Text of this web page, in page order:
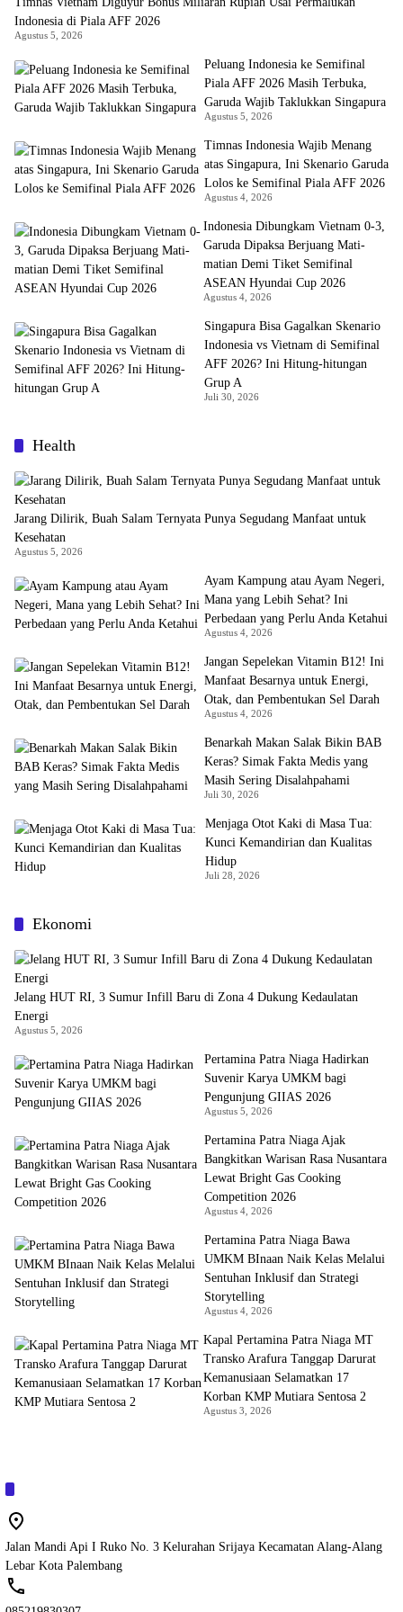
Indonesia di Piala AFF 2026
Agustus 5, 2026
Peluang Indonesia ke Semifinal
Piala AFF 2026 Masih Terbuka,
Garuda Wajib Taklukkan Singapura
Agustus 5, 2026
Timnas Indonesia Wajib Menang
atas Singapura, Ini Skenario Garuda
Lolos ke Semifinal Piala AFF 2026
Agustus 4, 2026
Indonesia Dibungkam Vietnam 0-3,
Garuda Dipaksa Berjuang Mati-
matian Demi Tiket Semifinal
ASEAN Hyundai Cup 2026
Agustus 4, 2026
Singapura Bisa Gagalkan Skenario
Indonesia vs Vietnam di Semifinal
AFF 2026? Ini Hitung-hitungan
Grup A
Juli 30, 2026
Health
Jarang Dilirik, Buah Salam Ternyata Punya Segudang Manfaat untuk
Kesehatan
Agustus 5, 2026
Ayam Kampung atau Ayam Negeri,
Mana yang Lebih Sehat? Ini
Perbedaan yang Perlu Anda Ketahui
Agustus 4, 2026
Jangan Sepelekan Vitamin B12! Ini
Manfaat Besarnya untuk Energi,
Otak, dan Pembentukan Sel Darah
Agustus 4, 2026
Benarkah Makan Salak Bikin BAB
Keras? Simak Fakta Medis yang
Masih Sering Disalahpahami
Juli 30, 2026
Menjaga Otot Kaki di Masa Tua:
Kunci Kemandirian dan Kualitas
Hidup
Juli 28, 2026
Ekonomi
Jelang HUT RI, 3 Sumur Infill Baru di Zona 4 Dukung Kedaulatan
Energi
Agustus 5, 2026
Pertamina Patra Niaga Hadirkan
Suvenir Karya UMKM bagi
Pengunjung GIIAS 2026
Agustus 5, 2026
Pertamina Patra Niaga Ajak
Bangkitkan Warisan Rasa Nusantara
Lewat Bright Gas Cooking
Competition 2026
Agustus 4, 2026
Pertamina Patra Niaga Bawa
UMKM BInaan Naik Kelas Melalui
Sentuhan Inklusif dan Strategi
Storytelling
Agustus 4, 2026
Kapal Pertamina Patra Niaga MT
Transko Arafura Tanggap Darurat
Kemanusiaan Selamatkan 17
Korban KMP Mutiara Sentosa 2
Agustus 3, 2026
Jalan Mandi Api I Ruko No. 3 Kelurahan Srijaya Kecamatan Alang-Alang
Lebar Kota Palembang